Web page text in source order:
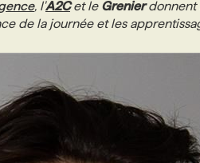
, l'A2Cet le Grenierdonnent
de la journée et les